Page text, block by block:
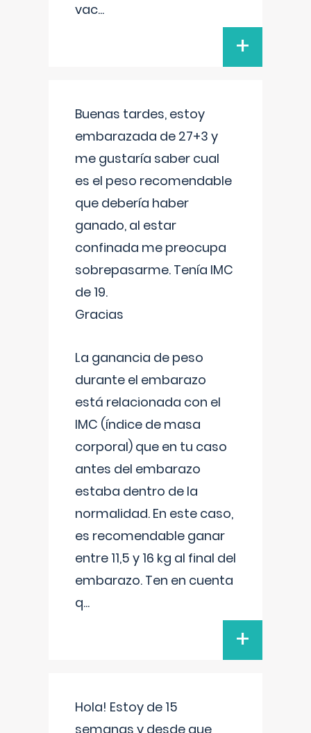
vac...
+
Buenas tardes, estoy
embarazada de 27+3 y
me gustaría saber cual
es el peso recomendable
que debería haber
ganado, al estar
confinada me preocupa
sobrepasarme. Tenía IMC
de 19.
Gracias
La ganancia de peso
durante el embarazo
está relacionada con el
IMC (índice de masa
corporal) que en tu caso
antes del embarazo
estaba dentro de la
normalidad. En este caso,
es recomendable ganar
entre 11,5 y 16 kg al final del
embarazo. Ten en cuenta
q...
+
Hola! Estoy de 15
semanas y desde que